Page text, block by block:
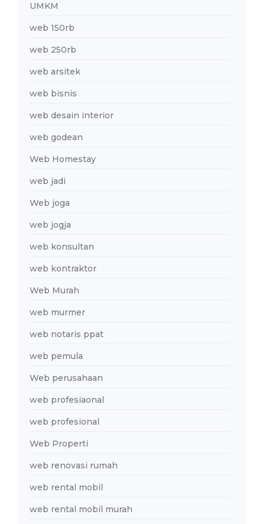
UMKM
web 150rb
web 250rb
web arsitek
web bisnis
web desain interior
web godean
Web Homestay
web jadi
Web joga
web jogja
web konsultan
web kontraktor
Web Murah
web murmer
web notaris ppat
web pemula
Web perusahaan
web profesiaonal
web profesional
Web Properti
web renovasi rumah
web rental mobil
web rental mobil murah